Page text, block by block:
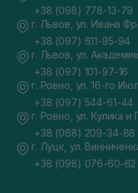
+38 (098) 778-13-79
г. Львов, ул. Ивана
+38 (097) 611-95-94
г. Львов, ул.
+38 (097) 101-97-16
г. Ровно, ул. 16-го
+38 (097) 544-61-44
г. Ровно, ул. Кулика
+38 (068) 209-34-88
г. Луцк, ул.
+38 (098) 076-60-62